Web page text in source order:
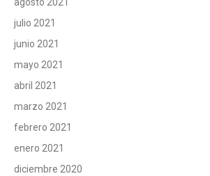
julio 2021
junio 2021
mayo 2021
abril 2021
marzo 2021
febrero 2021
enero 2021
diciembre 2020